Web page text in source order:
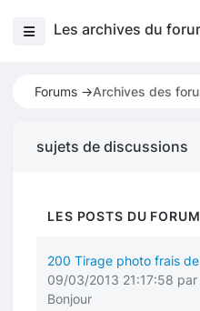
Les archives du
Forums ->Archives des
sujets de discussions
LES POSTS DU FORUM
200 Tirage photo frais
09/03/2013 21:17:58
Bonjour